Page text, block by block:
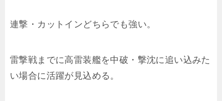
連撃・カットインどちらでも強い。
雷撃戦までに高雷装艦を中破・撃沈に追い込みた
い場合に活躍が見込める。